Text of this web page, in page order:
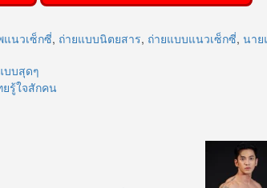
แนวเซ็กซี่, ถ่ายแบบนิตยสาร, ถ่ายแบบแนวเซ็กซี่, นาย
บบสุดๆ
ยรู้ใจสักคน